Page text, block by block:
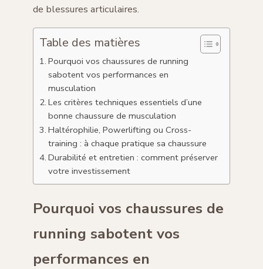
de blessures articulaires.
Table des matières
Pourquoi vos chaussures de running
sabotent vos performances en
musculation
Les critères techniques essentiels d’une
bonne chaussure de musculation
Haltérophilie, Powerlifting ou Cross-
training : à chaque pratique sa chaussure
Durabilité et entretien : comment préserver
votre investissement
Pourquoi vos chaussures de
running sabotent vos
performances en